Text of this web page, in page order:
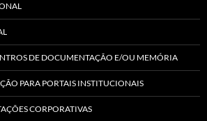
DE DOCUMENTAÇÃO E/OU MEMÓRIA
PARA PORTAIS INSTITUCIONAIS
CORPORATIVAS